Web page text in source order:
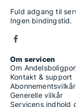
Fuld adgang til
Ingen bindingstid.
Om servicen
Om
Kontakt & support
Abonnementsvilkår
Generelle vilkår
Servicens indhold